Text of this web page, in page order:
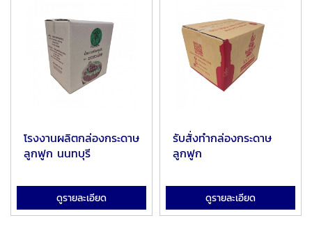
โรงงานผลิตกล่องกระดาษ
ลูกฟูก นนทบุรี
ดูรายละเอียด
รับสั่งทำกล่องกระดาษ
ลูกฟูก
ดูรายละเอียด